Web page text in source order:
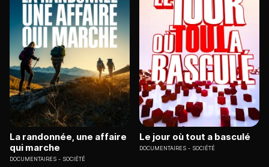
La randonnée, une affaire
qui marche
DOCUMENTAIRES SOCIÉTÉ
Le jour où tout a basculé
DOCUMENTAIRES SOCIÉTÉ